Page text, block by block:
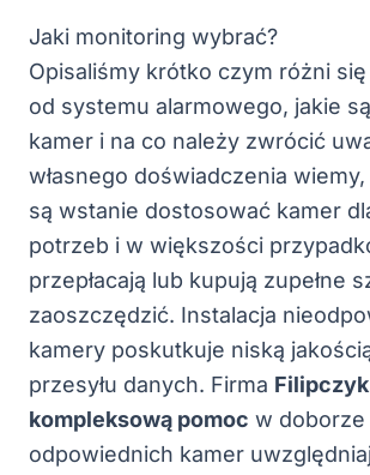
Jaki monitoring wybrać?
Opisaliśmy krótko czym różni
od systemu alarmowego, jakie
kamer i na co należy zwrócić
własnego doświadczenia
są wstanie dostosować kamer
potrzeb i w większości
przepłacają lub kupują zupełne
zaoszczędzić. Instalacja
kamery poskutkuje niską
przesyłu danych. Firma
kompleksową pomoc w doborze
odpowiednich kamer